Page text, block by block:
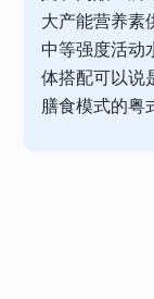
大产能营养素
中等强度活动
体搭配可以说
膳食模式的粤